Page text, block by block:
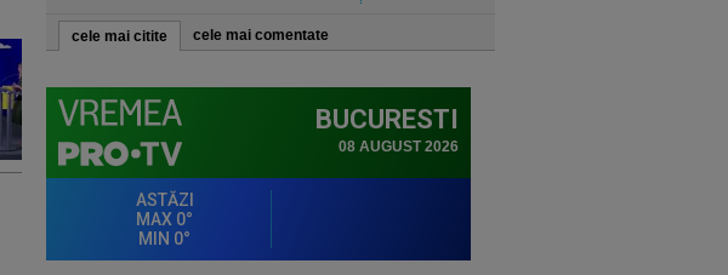
cele mai citite cele mai comentate